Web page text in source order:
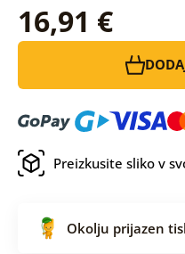
16,91 €
Preizkusite sliko v
Okolju prijazen